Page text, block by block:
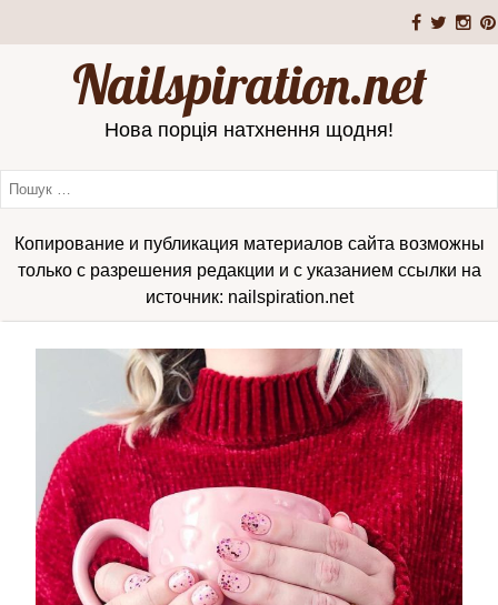
Nailspiration.net
Нова порція натхнення щодня!
Копирование и публикация материалов сайта возможны
только с разрешения редакции и с указанием ссылки на
источник: nailspiration.net